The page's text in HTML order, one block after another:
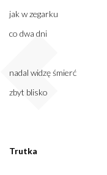
jak w zegarku
co dwa dni
nadal widzę śmierć
zbyt blisko
Trutka